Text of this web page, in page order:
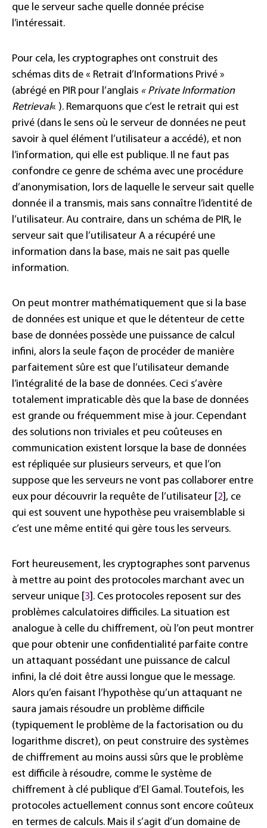
que le serveur sache quelle donnée précise
l’intéressait.
Pour cela, les cryptographes ont construit des
schémas dits de « Retrait d’Informations Privé »
(abrégé en PIR pour l’anglais « Private Information
Retrieval« ). Remarquons que c’est le retrait qui est
privé (dans le sens où le serveur de données ne peut
savoir à quel élément l’utilisateur a accédé), et non
l’information, qui elle est publique. Il ne faut pas
confondre ce genre de schéma avec une procédure
d’anonymisation, lors de laquelle le serveur sait quelle
donnée il a transmis, mais sans connaître l’identité de
l’utilisateur. Au contraire, dans un schéma de PIR, le
serveur sait que l’utilisateur A a récupéré une
information dans la base, mais ne sait pas quelle
information.
On peut montrer mathématiquement que si la base
de données est unique et que le détenteur de cette
base de données possède une puissance de calcul
infini, alors la seule façon de procéder de manière
parfaitement sûre est que l’utilisateur demande
l’intégralité de la base de données. Ceci s’avère
totalement impraticable dès que la base de données
est grande ou fréquemment mise à jour. Cependant
des solutions non triviales et peu coûteuses en
communication existent lorsque la base de données
est répliquée sur plusieurs serveurs, et que l’on
suppose que les serveurs ne vont pas collaborer entre
eux pour découvrir la requête de l’utilisateur [2], ce
qui est souvent une hypothèse peu vraisemblable si
c’est une même entité qui gère tous les serveurs.
Fort heureusement, les cryptographes sont parvenus
à mettre au point des protocoles marchant avec un
serveur unique [3]. Ces protocoles reposent sur des
problèmes calculatoires difficiles. La situation est
analogue à celle du chiffrement, où l’on peut montrer
que pour obtenir une confidentialité parfaite contre
un attaquant possédant une puissance de calcul
infini, la clé doit être aussi longue que le message.
Alors qu’en faisant l’hypothèse qu’un attaquant ne
saura jamais résoudre un problème difficile
(typiquement le problème de la factorisation ou du
logarithme discret), on peut construire des systèmes
de chiffrement au moins aussi sûrs que le problème
est difficile à résoudre, comme le système de
chiffrement à clé publique d’El Gamal. Toutefois, les
protocoles actuellement connus sont encore coûteux
en termes de calculs. Mais il s’agit d’un domaine de